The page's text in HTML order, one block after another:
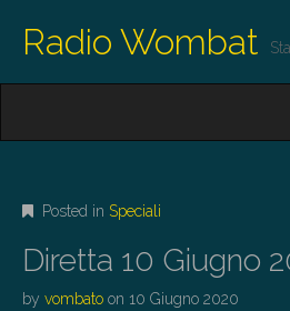
Radio Wombat
M
E
N
C
E
Posted in Speciali
Diretta 10 Giugno
by vombato on 10 Giugno 2020